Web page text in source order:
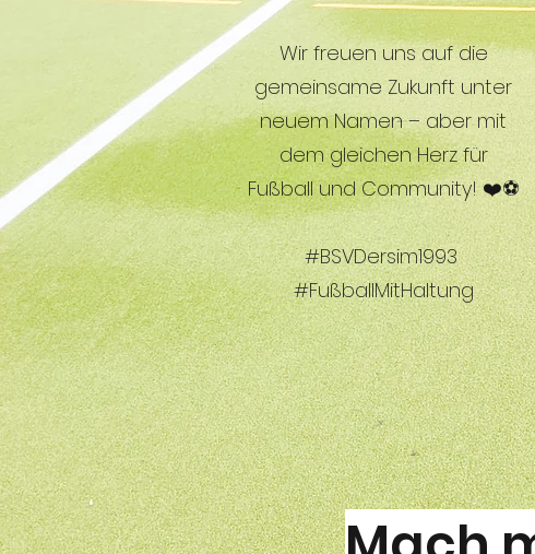
Wir freuen uns auf die
gemeinsame Zukunft unter
neuem Namen – aber mit
dem gleichen Herz für
Fußball und Community! ❤️⚽
#BSVDersim1993
#FußballMitHaltung